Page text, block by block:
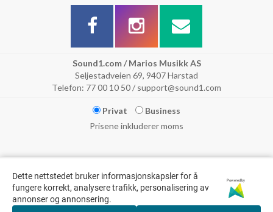
Sound1.com / Marios Musikk AS
Seljestadveien 69, 9407 Harstad
Telefon: 77 00 10 50 / support@sound1.com
Privat
Business
Prisene inkluderer moms
Dette nettstedet bruker informasjonskapsler for å
fungere korrekt, analysere trafikk, personalisering av
annonser og annonsering.
Powered by